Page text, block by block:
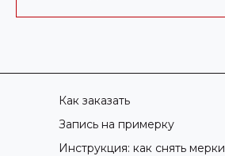
Как заказать
Запись на примерку
Инструкция: как снять мерки